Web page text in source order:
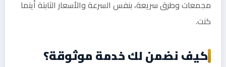
مجمعات وطرق سريعة، بنفس السرعة والأسعار الثابتة أينما
كنت.
كيف نضمن لك خدمة موثوقة؟